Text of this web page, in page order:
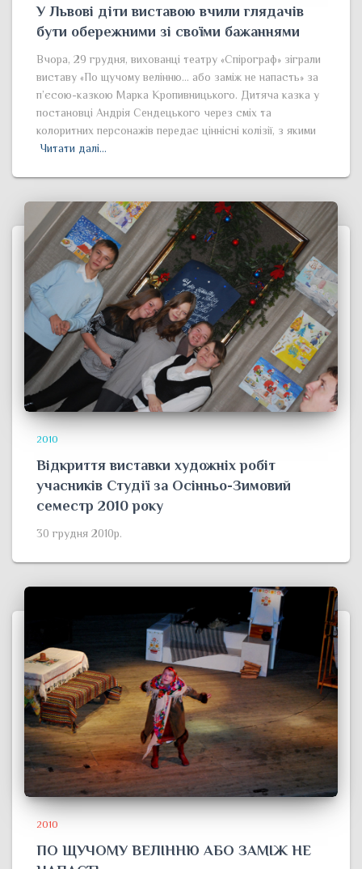
У Львові діти виставою вчили глядачів
бути обережними зі своїми бажаннями
Вчора, 29 грудня, вихованці театру «Спірограф» зіграли
виставу «По щучому велінню… або заміж не напасть» за
п’єсою-казкою Марка Кропивницького. Дитяча казка у
постановці Андрія Сендецького через сміх та
колоритних персонажів передає ціннісні колізії, з якими
Читати далі…
2010
Відкриття виставки художніх робіт
учасників Студії за Осінньо-Зимовий
семестр 2010 року
30 грудня 2010р.
2010
ПО ЩУЧОМУ ВЕЛІННЮ АБО ЗАМІЖ НЕ